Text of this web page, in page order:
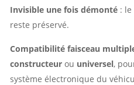
Invisible une fois démonté :
reste préservé.
Compatibilité faisceau
constructeur ou universel,
système électronique du